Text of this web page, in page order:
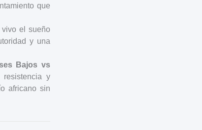
que
vivo el sueño
y una
Bajos vs
y
africano sin